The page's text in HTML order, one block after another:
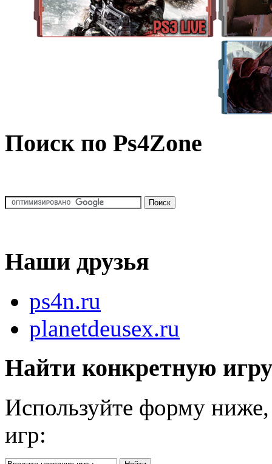
Поиск по Ps4Zone
Наши друзья
ps4n.ru
planetdeusex.ru
Найти конкретную
Используйте форму
игр: